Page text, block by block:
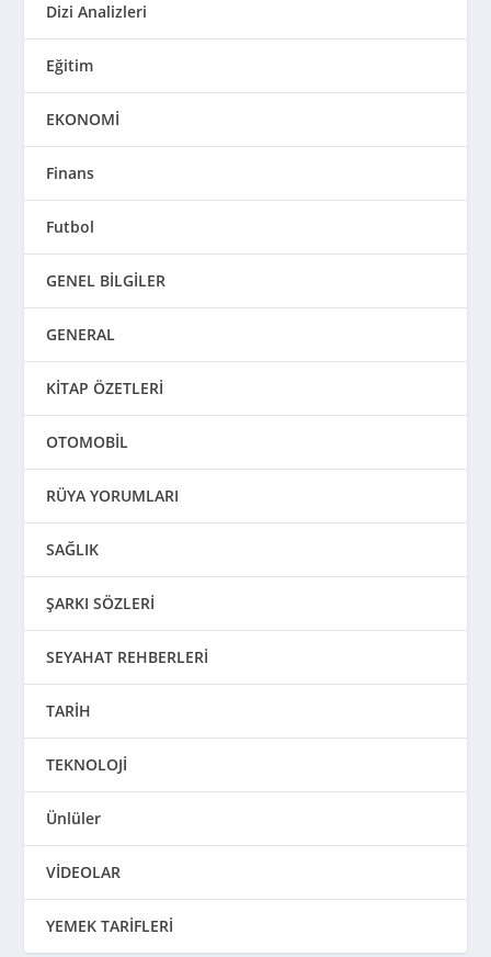
Dizi Analizleri
Eğitim
EKONOMİ
Finans
Futbol
GENEL BİLGİLER
GENERAL
KİTAP ÖZETLERİ
OTOMOBİL
RÜYA YORUMLARI
SAĞLIK
ŞARKI SÖZLERİ
SEYAHAT REHBERLERİ
TARİH
TEKNOLOJİ
Ünlüler
VİDEOLAR
YEMEK TARİFLERİ